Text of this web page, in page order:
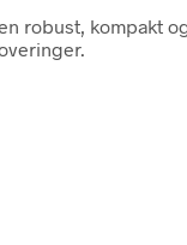
robust, kompakt